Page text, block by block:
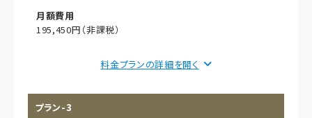
月額費用
195,450円（非課税）
想定居住期間（償却年月数）
料金プランの詳細を
プラン-3